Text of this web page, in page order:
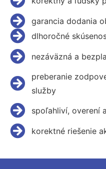
garancia dodania
dlhoročné
nezáväzná a
preberanie
služby
spoľahliví, overení
korektné riešenie